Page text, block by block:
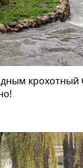
крохотный